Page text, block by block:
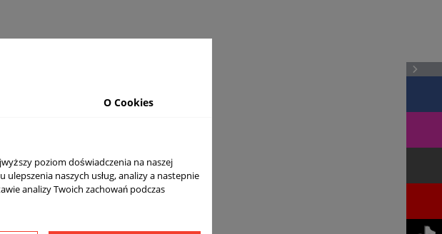
O Cookies
poziom doświadczenia na naszej
naszych usług, analizy a nastepnie
analizy Twoich zachowań podczas